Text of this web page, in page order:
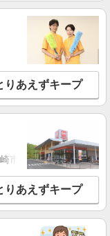
16
詳細を見る
園店
ッフ ＜優先募集日
〜21:00
細を見る
りあえずキープ
市・太田市・館林市
りあえずキープ